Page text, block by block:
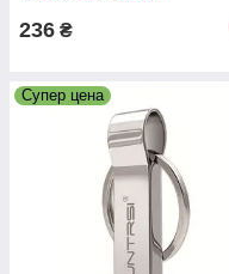
236 ₴
Супер цена